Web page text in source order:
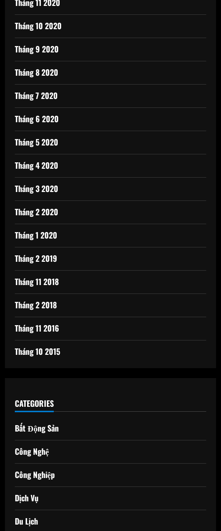
Tháng 11 2020
Tháng 10 2020
Tháng 9 2020
Tháng 8 2020
Tháng 7 2020
Tháng 6 2020
Tháng 5 2020
Tháng 4 2020
Tháng 3 2020
Tháng 2 2020
Tháng 1 2020
Tháng 2 2019
Tháng 11 2018
Tháng 2 2018
Tháng 11 2016
Tháng 10 2015
CATEGORIES
Bất Động Sản
Công Nghệ
Công Nghiệp
Dịch Vụ
Du Lịch